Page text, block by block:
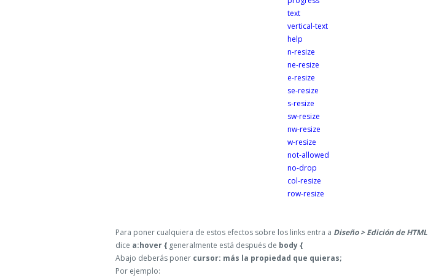
text
vertical-text
help
n-resize
ne-resize
e-resize
se-resize
s-resize
sw-resize
nw-resize
w-resize
not-allowed
no-drop
col-resize
row-resize
Para poner cualquiera de estos efectos sobre los links entra a Diseño > Edición de HTML
dice a:hover { generalmente está después de body {
Abajo deberás poner cursor: más la propiedad que quieras;
Por ejemplo: